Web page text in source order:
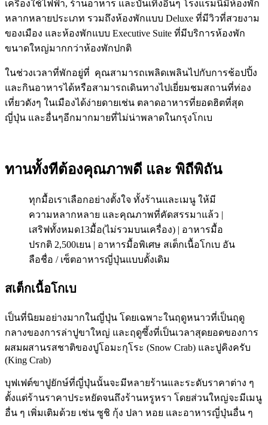
เครื่องใช้ไฟฟ้า, ร้านอาหาร และบันเทิงอื่นๆ โรงแรมนี้มีห้องพัก
หลากหลายประเภท รวมถึงห้องพักแบบ Deluxe ที่มีวิวที่สวยงาม
ของเมือง และห้องพักแบบ Executive Suite ที่มีบริการห้องพัก
ขนาดใหญ่มากกว่าห้องพักปกติ
ในช่วงเวลาที่พักอยู่ที่ คุณสามารถเพลิดเพลินไปกับการช้อปปิ้ง
และกินอาหารได้หรือสามารถเดินทางไปเยี่ยมชมสถานที่ท่อง
เที่ยวดังๆ ในเมืองได้ง่ายดายเช่น ตลาดอาหารที่ยอดฮิตที่สุด
ญี่ปุ่น และอื่นๆอีกมากมายที่ไม่น่าพลาดในกรุงโกเบ
ทานทั้งทีต้องคุณภาพดี และ พิถีพิถัน
ทุกมื้อเราเลือกอย่างตั้งใจ ทั้งร้านและเมนู ให้มี
ความหลากหลาย และคุณภาพที่คัดสรรมาแล้ว |
เสริฟทั้งหมด13มื้อ(ไม่รวมบนเครื่อง) | อาหารมื้อ
ปรกติ 2,500เยน | อาหารมื้อพิเศษ สเต็กเนื้อโกเบ อัน
ลือชื่อ / เซ็ตอาหารญี่ปุ่นแบบดั้งเดิม
สเต็กเนื้อโกเบ
เป็นที่นิยมอย่างมากในญี่ปุ่น โดยเฉพาะในฤดูหนาวที่เป็นฤดู
กลางของการล่าปูขาใหญ่ และฤดูซึ้งที่เป็นเวลาสุดยอดของการ
ผสมผสานรสชาติของปูโอมะกุโระ (Snow Crab) และปูคิงครับ
(King Crab)
บุฟเฟต์ขาปูยักษ์ที่ญี่ปุ่นนั้นจะมีหลายร้านและระดับราคาต่าง ๆ
ตั้งแต่ร้านราคาประหยัดจนถึงร้านหรูหรา โดยส่วนใหญ่จะมีเมนู
อื่น ๆ เพิ่มเติมด้วย เช่น ซูชิ กุ้ง ปลา หอย และอาหารญี่ปุ่นอื่น ๆ